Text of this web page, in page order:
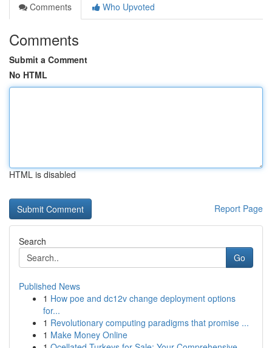
Comments
Who Upvoted
Comments
Submit a Comment
No HTML
HTML is disabled
Report Page
Search
Go
Published News
1 How poe and dc12v change deployment options
for...
1 Revolutionary computing paradigms that promise ...
1 Make Money Online